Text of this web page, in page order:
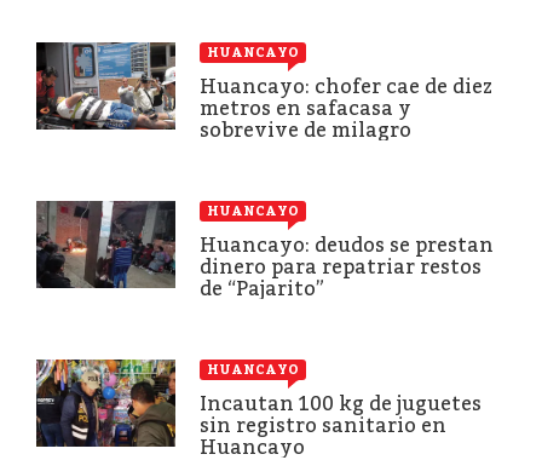
HUANCAYO
Huancayo: chofer cae de diez
metros en safacasa y
sobrevive de milagro
HUANCAYO
Huancayo: deudos se prestan
dinero para repatriar restos
de “Pajarito”
HUANCAYO
Incautan 100 kg de juguetes
sin registro sanitario en
Huancayo